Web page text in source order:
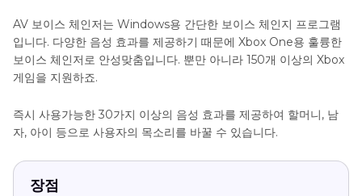
AV 보이스 체인저는 Windows용 간단한 보이스 체인지 프로그램
입니다. 다양한 음성 효과를 제공하기 때문에 Xbox One용 훌륭한
보이스 체인저로 안성맞춤입니다. 뿐만 아니라 150개 이상의 Xbox
게임을 지원하죠.
즉시 사용가능한 30가지 이상의 음성 효과를 제공하여 할머니, 남
자, 아이 등으로 사용자의 목소리를 바꿀 수 있습니다.
장점